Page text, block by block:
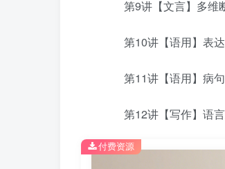
第9讲【文言】多维
第10讲【语用】表达
第11讲【语用】病句
第12讲【写作】语言
付费资源